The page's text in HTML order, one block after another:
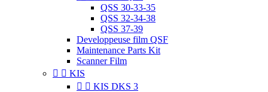
QSS 30-33-35
QSS 32-34-38
QSS 37-39
Developpeuse film QSF
Maintenance Parts Kit
Scanner Film
  KIS
  KIS DKS 3